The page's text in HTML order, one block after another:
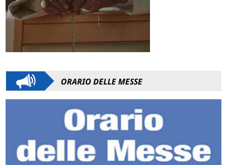
ORARIO DELLE MESSE